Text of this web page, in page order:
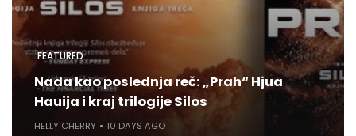
FEATURED
Nada kao poslednja reč: „Prah“ Hjua
Hauija i kraj trilogije Silos
HELLY CHERRY 10 DAYS AGO